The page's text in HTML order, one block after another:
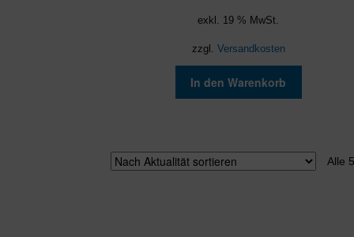
exkl. 19 % MwSt.
zzgl. Versandkosten
In den Warenkorb
Alle